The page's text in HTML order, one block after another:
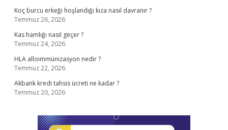
Koç burcu erkeği hoşlandığı kıza nasıl davranır ?
Temmuz 26, 2026
Kas hamlığı nasıl geçer ?
Temmuz 24, 2026
HLA alloimmünizasyon nedir ?
Temmuz 22, 2026
Akbank kredi tahsis ücreti ne kadar ?
Temmuz 20, 2026